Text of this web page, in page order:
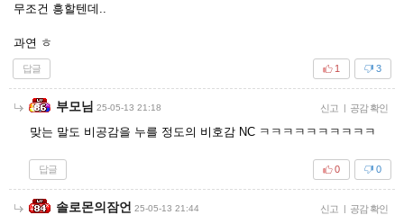
무조건 흥할텐데..
과연 ㅎ
답글 3
1
부모님 25-05-13 21:18 신고 | 공감 확인
맞는 말도 비공감을 누를 정도의 비호감 NC ㅋㅋㅋㅋㅋㅋㅋㅋㅋㅋ
답글 0
0
솔로몬의잠언 25-05-13 21:44 신고 | 공감 확인